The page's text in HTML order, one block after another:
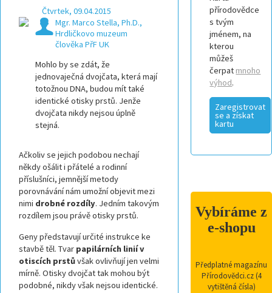
Čtvrtek, 09.04.2015
Mgr. Marco Stella, Ph.D.,
Hrdličkovo muzeum
člověka PřF UK
Mohlo by se zdát, že
jednovaječná dvojčata, která mají
totožnou DNA, budou mít také
identické otisky prstů. Jenže
dvojčata nikdy nejsou úplně
stejná.
Ačkoliv se jejich podobou nechají
někdy ošálit i přátelé a rodinní
příslušníci, jemnější metody
porovnávání nám umožní objevit mezi
nimi drobné rozdíly. Jedním takovým
rozdílem jsou právě otisky prstů.
Geny představují určité instrukce ke
stavbě těl. Tvar papilárních linií v
otiscích prstůvšak ovlivňují jen velmi
mírně. Otisky dvojčat tak mohou být
podobné, nikdy však nejsou identické.
přírodovědce
s tvým
jménem, na
kterou
můžeš
čerpat mnoho
výhod.
Zaregistrovat
se a získat
kartu
Vybíráme z
e-shopu
Předplatné magazínu
Přírodovědci.cz (4
vytištěná čísla)